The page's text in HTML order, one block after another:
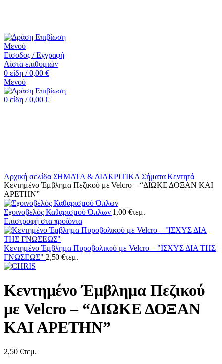
Μενού
Είσοδος / Εγγραφή
Λίστα επιθυμιών
0 είδη / 0,00 €
Μενού
0 είδη / 0,00 €
Αρχική σελίδα ΣΗΜΑΤΑ & ΔΙΑΚΡΙΤΙΚΑ Σήματα Κεντητά
Κεντημένο Έμβλημα Πεζικού με Velcro – “ΔΙΩΚΕ ΔΟΞΑΝ ΚΑΙ
ΑΡΕΤΗΝ”
Σχοινοβελός Καθαρισμού Όπλων 1,00 €τεμ.
Επιστροφή στα προϊόντα
Κεντημένο Έμβλημα Πυροβολικού με Velcro – "ΙΣΧΥΣ ΔΙΑ ΤΗΣ
ΓΝΩΣΕΩΣ" 2,50 €τεμ.
Κεντημένο Έμβλημα Πεζικού
με Velcro – “ΔΙΩΚΕ ΔΟΞΑΝ
ΚΑΙ ΑΡΕΤΗΝ”
2,50 €τεμ.